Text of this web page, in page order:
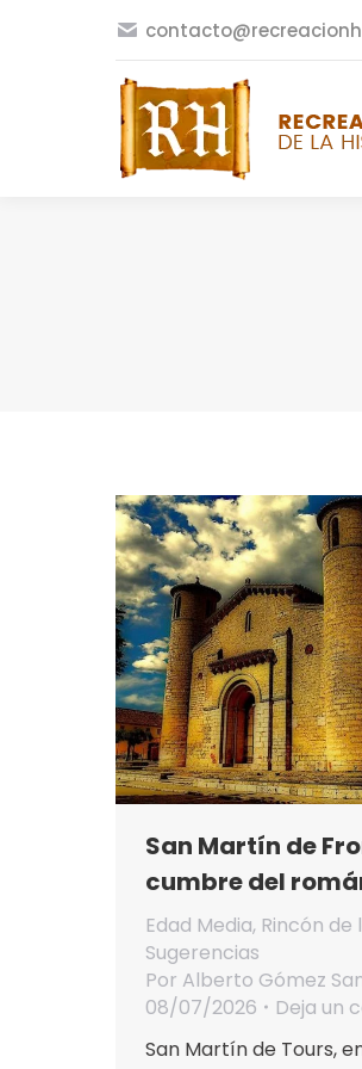
San Martín de
cumbre del
Edad Media, Rincón de
Sugerencias
Por Alberto Gómez
08/07/2026
Deja un
San Martín de Tours,